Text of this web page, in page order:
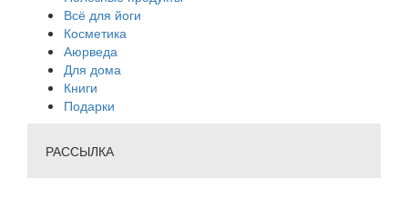
Всё для йоги
Косметика
Аюрведа
Для дома
Книги
Подарки
РАССЫЛКА